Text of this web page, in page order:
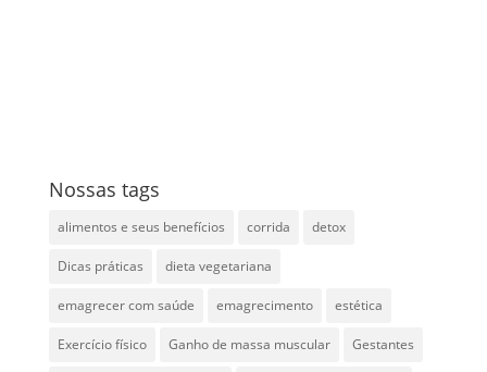
Nossas tags
alimentos e seus benefícios corrida detox
Dicas práticas dieta vegetariana
emagrecer com saúde emagrecimento estética
Exercício físico Ganho de massa muscular Gestantes